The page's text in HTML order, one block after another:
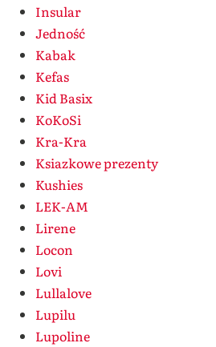
Insular
Jedność
Kabak
Kefas
Kid Basix
KoKoSi
Kra-Kra
Ksiazkowe prezenty
Kushies
LEK-AM
Lirene
Locon
Lovi
Lullalove
Lupilu
Lupoline